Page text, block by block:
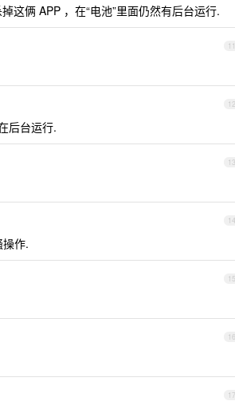
这俩 APP ，在“电池”里面仍然有后台运行.
11
12
后台运行.
13
14
作.
15
16
17